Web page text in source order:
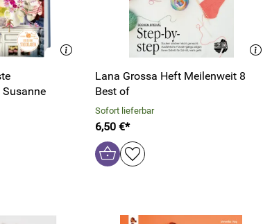
Susanne
Lana Grossa Heft Meilenweit 8
Best of
Sofort lieferbar
6,50 €*